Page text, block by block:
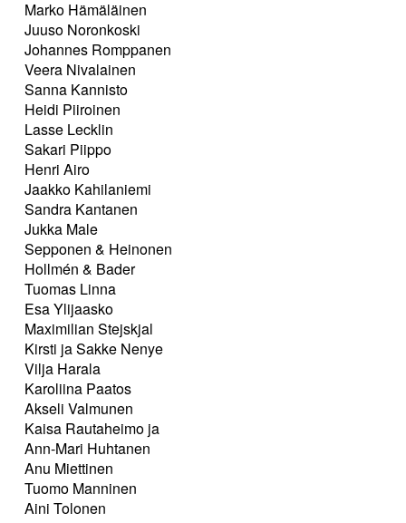
Marko Hämäläinen
Juuso Noronkoski
Johannes Romppanen
Veera Nivalainen
Sanna Kannisto
Heidi Piiroinen
Lasse Lecklin
Sakari Piippo
Henri Airo
Jaakko Kahilaniemi
Sandra Kantanen
Jukka Male
Sepponen & Heinonen
Hollmén & Bader
Tuomas Linna
Esa Ylijaasko
Maximilian Stejskjal
Kirsti ja Sakke Nenye
Vilja Harala
Karoliina Paatos
Akseli Valmunen
Kaisa Rautaheimo ja
Ann-Mari Huhtanen
Anu Miettinen
Tuomo Manninen
Aini Tolonen